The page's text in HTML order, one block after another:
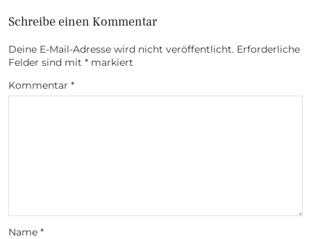
Schreibe einen Kommentar
Deine E-Mail-Adresse wird nicht veröffentlicht. Erforderliche
Felder sind mit * markiert
Kommentar *
Name *